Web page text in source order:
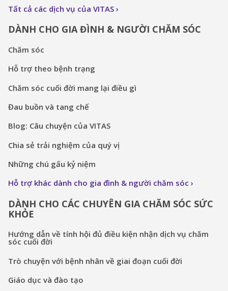
Tất cả các dịch vụ của VITAS
DÀNH CHO GIA ĐÌNH & NGƯỜI CHĂM SÓC
Chăm sóc
Hỗ trợ theo bệnh trạng
Chăm sóc cuối đời mang lại điều gì
Đau buồn và tang chế
Blog: Câu chuyện của VITAS
Chia sẻ trải nghiệm của quý vị
Những chú gấu kỷ niệm
Hỗ trợ khác dành cho gia đình & người chăm sóc
DÀNH CHO CÁC CHUYÊN GIA CHĂM SÓC SỨC
KHỎE
Hướng dẫn về tính hội đủ điều kiện nhận dịch vụ chăm
sóc cuối đời
Trò chuyện với bệnh nhân về giai đoạn cuối đời
Giáo dục và đào tạo